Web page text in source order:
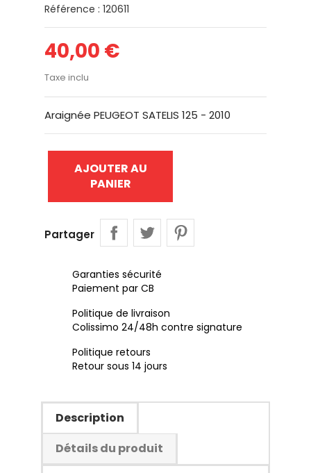
Référence : 120611
40,00 €
Taxe inclu
Araignée PEUGEOT SATELIS 125 - 2010
AJOUTER AU
PANIER
Partager
Garanties sécurité
Paiement par CB
Politique de livraison
Colissimo 24/48h contre signature
Politique retours
Retour sous 14 jours
Description
Détails du produit